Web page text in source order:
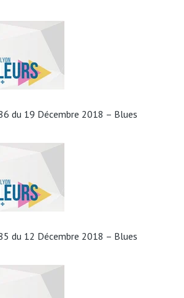
du 19 Décembre 2018 – Blues
du 12 Décembre 2018 – Blues